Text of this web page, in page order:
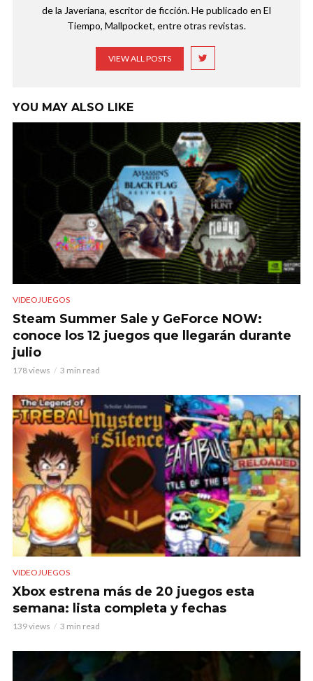
de la Javeriana, escritor de ficción. He publicado en El
Tiempo, Mallpocket, entre otras revistas.
VIEW ALL POSTS
YOU MAY ALSO LIKE
VIDEOJUEGOS
Steam Summer Sale y GeForce NOW:
conoce los 12 juegos que llegarán durante
julio
178 views 3 min read
VIDEOJUEGOS
Xbox estrena más de 20 juegos esta
semana: lista completa y fechas
139 views 3 min read